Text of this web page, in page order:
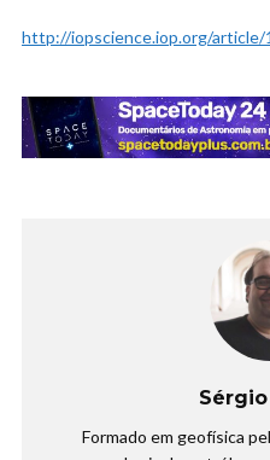
http://iopscience.iop.org/
Formado em geofísica